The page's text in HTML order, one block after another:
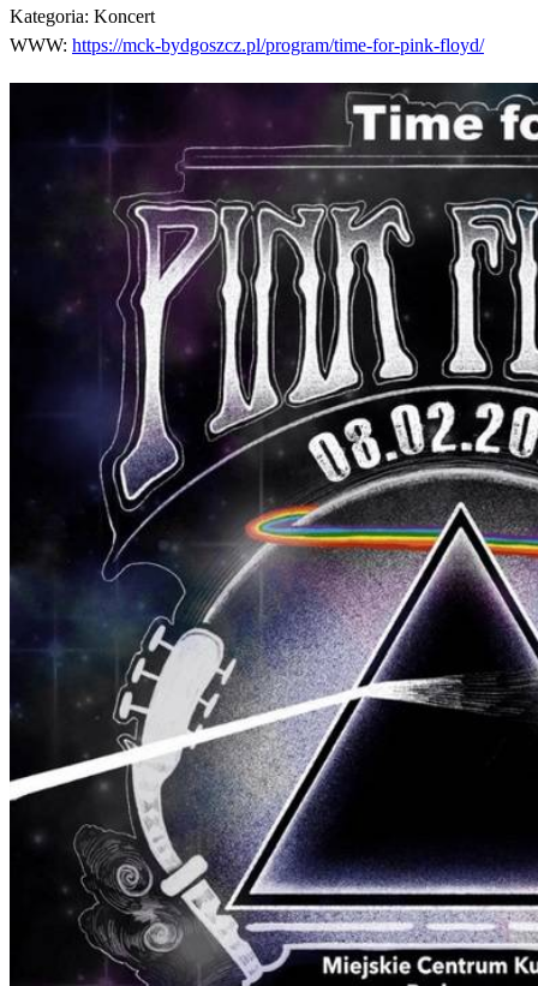
Kategoria: Koncert
WWW: https://mck-bydgoszcz.pl/program/time-for-pink-floyd/